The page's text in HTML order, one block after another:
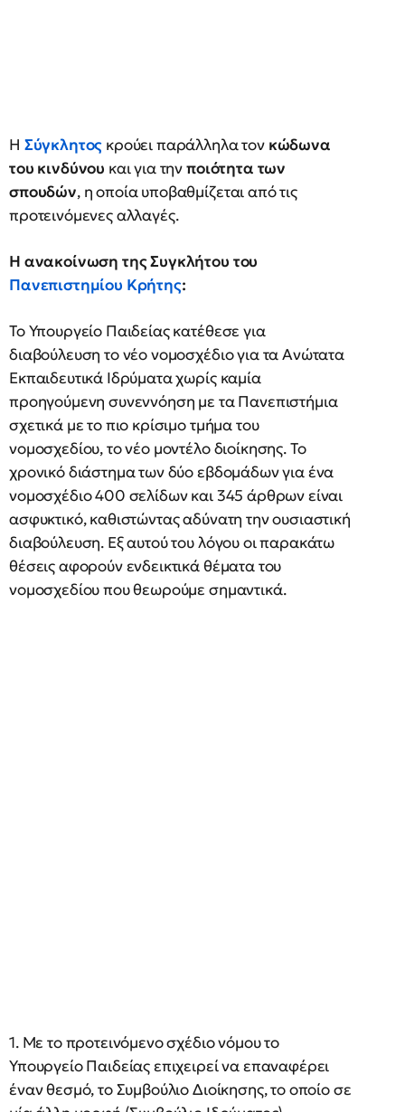
Η Σύγκλητος κρούει παράλληλα τον κώδωνα
του κινδύνου και για τηνποιότητα των
σπουδών, η οποία υποβαθμίζεται από τις
προτεινόμενες αλλαγές.
Η ανακοίνωση της Συγκλήτου του
Πανεπιστημίου Κρήτης:
Το Υπουργείο Παιδείας κατέθεσε για
διαβούλευση το νέο νομοσχέδιο για τα Ανώτατα
Εκπαιδευτικά Ιδρύματα χωρίς καμία
προηγούμενη συνεννόηση με τα Πανεπιστήμια
σχετικά με το πιο κρίσιμο τμήμα του
νομοσχεδίου, το νέο μοντέλο διοίκησης. Το
χρονικό διάστημα των δύο εβδομάδων για ένα
νομοσχέδιο 400 σελίδων και 345 άρθρων είναι
ασφυκτικό, καθιστώντας αδύνατη την ουσιαστική
διαβούλευση. Εξ αυτού του λόγου οι παρακάτω
θέσεις αφορούν ενδεικτικά θέματα του
νομοσχεδίου που θεωρούμε σημαντικά.
1. Με το προτεινόμενο σχέδιο νόμου το
Υπουργείο Παιδείας επιχειρεί να επαναφέρει
έναν θεσμό, το Συμβούλιο Διοίκησης, το οποίο σε